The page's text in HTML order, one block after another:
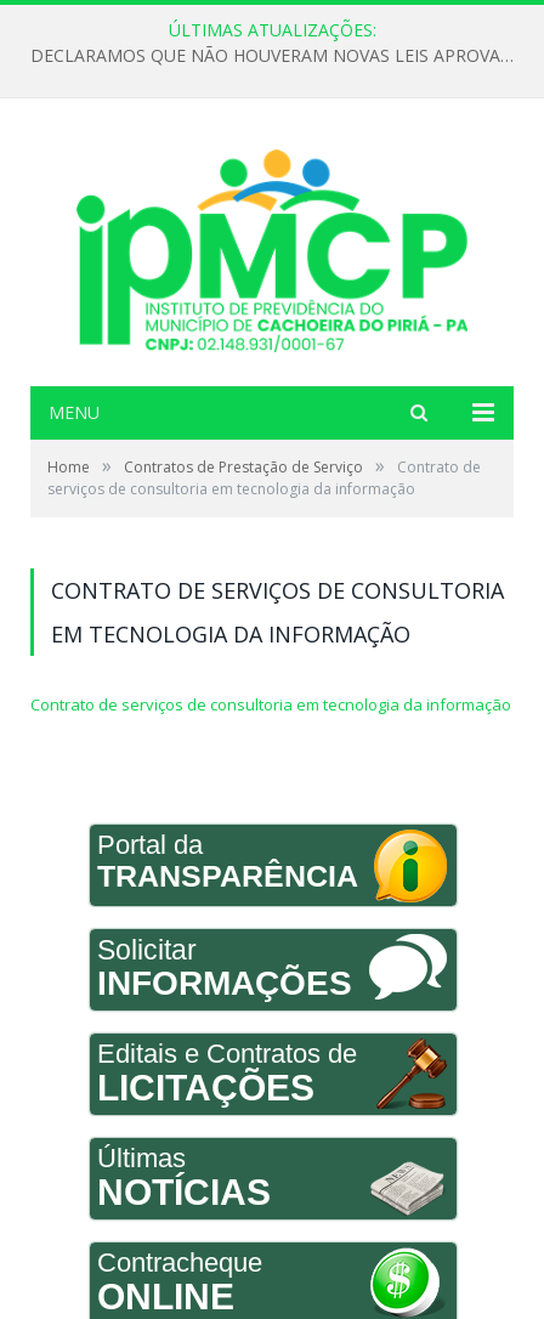
ÚLTIMAS ATUALIZAÇÕES:
DECLARAMOS QUE NÃO HOUVERAM NOVAS LEIS APROVADAS ATÉ O MOMENTO PARA O INSTITUTO DE PREVIDÊNCIA NO ANO DE 2026
MENU
Home » Contratos de Prestação de Serviço »
Contrato de
serviços de consultoria em tecnologia da informação
CONTRATO DE SERVIÇOS DE CONSULTORIA
EM TECNOLOGIA DA INFORMAÇÃO
Contrato de serviços de consultoria em tecnologia da informação
Portal da
TRANSPARÊNCIA
Solicitar
INFORMAÇÕES
Editais e Contratos de
LICITAÇÕES
Últimas
NOTÍCIAS
Contracheque
ONLINE